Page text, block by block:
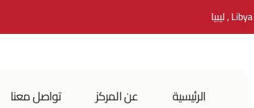
Libya , ليبيا
الرئيسية عن المركز تواصل معنا